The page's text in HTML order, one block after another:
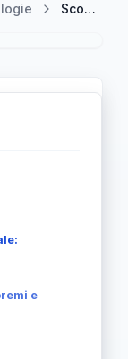
Scopri il Magico Mondo del Binomiale: Matematica e Oltre
e